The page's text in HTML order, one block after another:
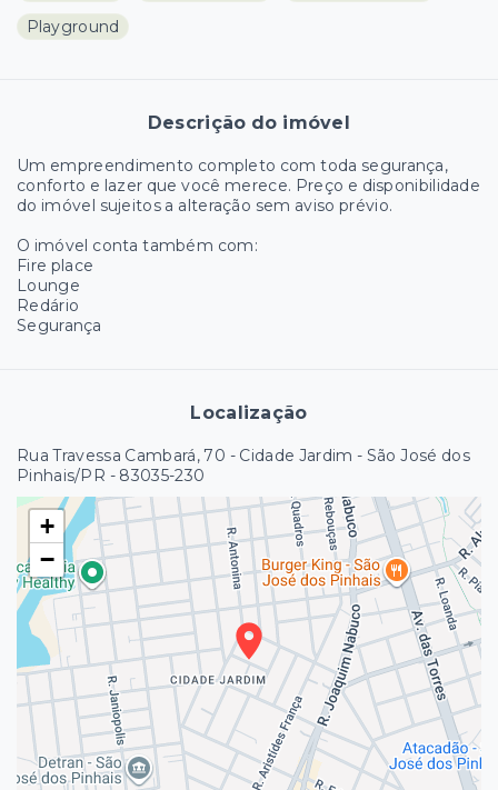
Playground
Descrição do imóvel
Um empreendimento completo com toda segurança,
conforto e lazer que você merece. Preço e disponibilidade
do imóvel sujeitos a alteração sem aviso prévio.
O imóvel conta também com:
Fire place
Lounge
Redário
Segurança
Localização
Rua Travessa Cambará, 70 - Cidade Jardim - São José dos
Pinhais/PR - 83035-230
+
−